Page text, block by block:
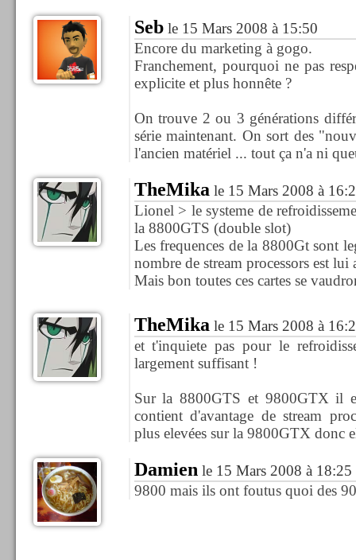
Seble 15 Mars 2008 à 15:50
Encore du marketing à gogo.
Franchement, pourquoi ne pas
explicite et plus honnête ?
On trouve 2 ou 3 générations
série maintenant. On sort des
l'ancien matériel ... tout ça n'a ni
TheMika le 15 Mars 2008 à
Lionel > le systeme de
la 8800GTS (double slot)
Les frequences de la 8800Gt sont
nombre de stream processors est lui
Mais bon toutes ces cartes se
TheMika le 15 Mars 2008 à
et t'inquiete pas pour le
largement suffisant !
Sur la 8800GTS et 9800GTX il
contient d'avantage de stream
plus elevées sur la 9800GTX donc
Damien le 15 Mars 2008 à 18:25
9800 mais ils ont foutus quoi des